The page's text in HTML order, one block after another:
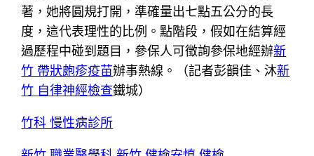
著，她將圓規打開，準確量出七點五公分的長
度，這代表理性的比例。點階段，假如在結算經
過歷程中碰到題目，參保人可徵詢參保地經辦新
竹 帶狀皰疹疫苗辦事熱線。（記者彭韻佳、沐新
竹 自律神經檢查鐵城）
竹科 慢性病診所